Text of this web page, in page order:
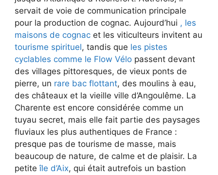
servait de voie de communication principale
pour la production de cognac. Aujourd’hui , les
maisons de cognac et les viticulteurs invitent au
tourisme spirituel, tandis que les pistes
cyclables comme le Flow Vélo passent devant
des villages pittoresques, de vieux ponts de
pierre, un rare bac flottant, des moulins à eau,
des châteaux et la vieille ville d’Angoulême. La
Charente est encore considérée comme un
tuyau secret, mais elle fait partie des paysages
fluviaux les plus authentiques de France :
presque pas de tourisme de masse, mais
beaucoup de nature, de calme et de plaisir. La
petiteîle d’Aix, qui était autrefois un bastion